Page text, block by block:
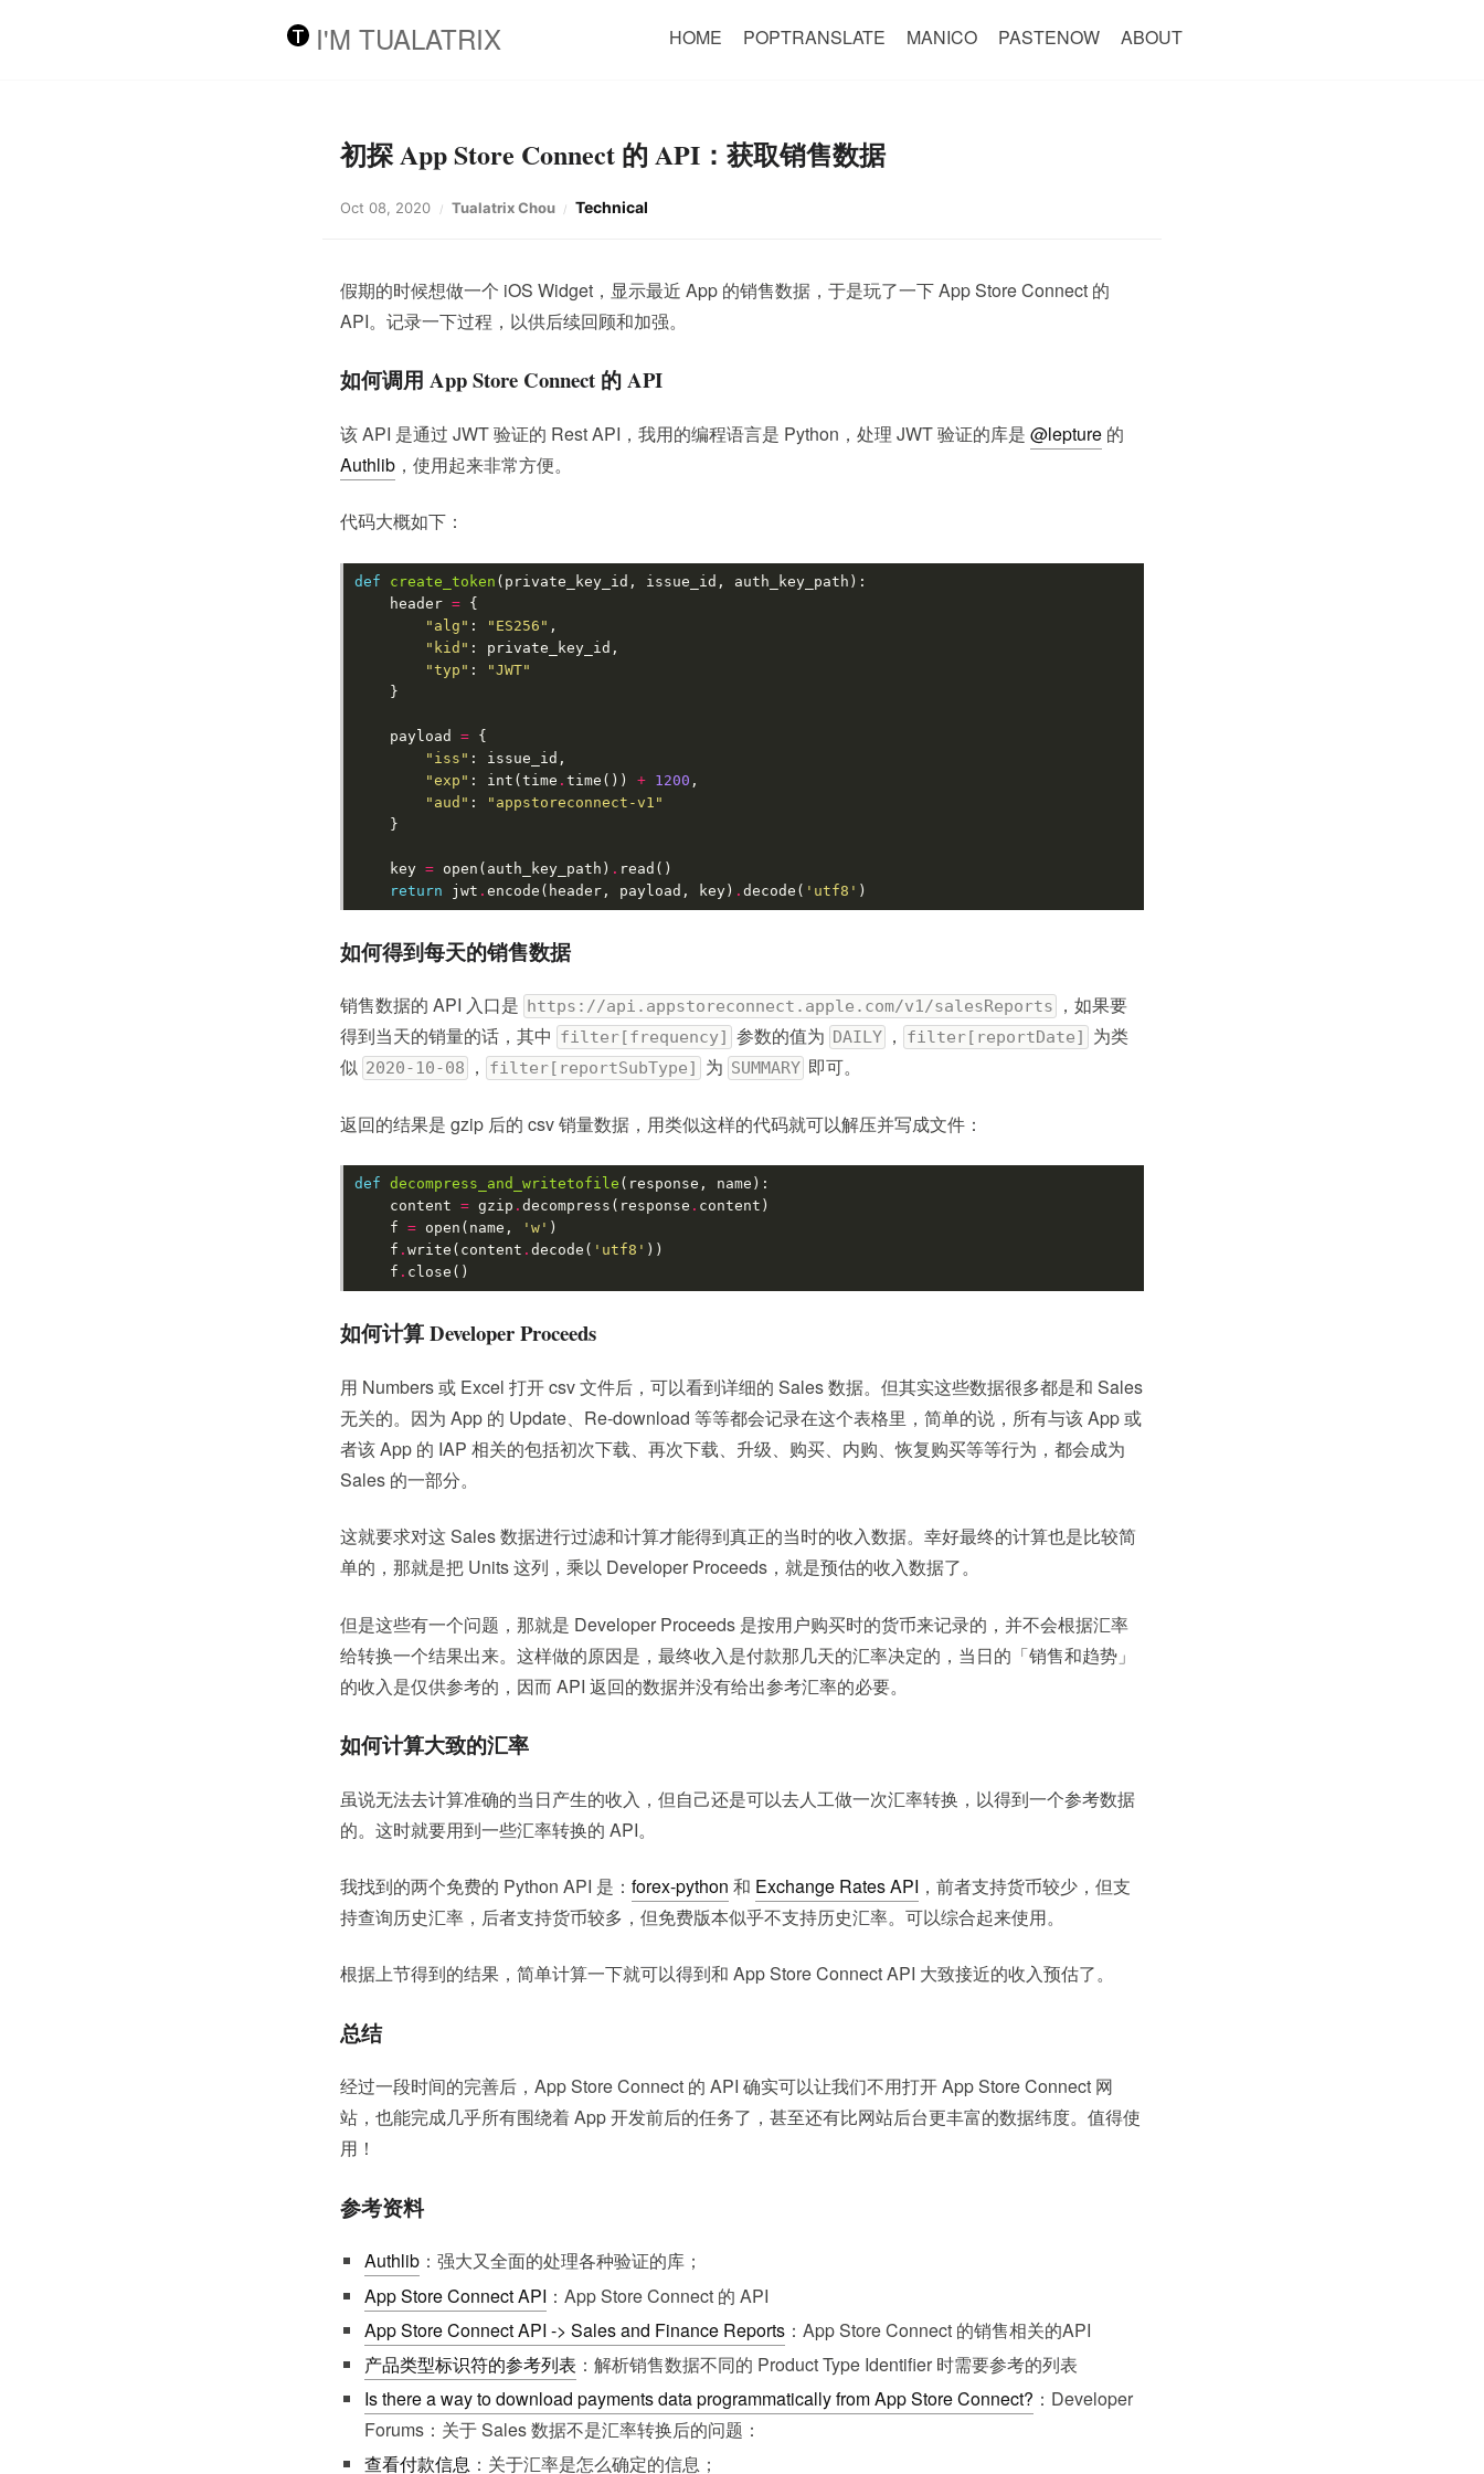
I'M TUALATRIX HOME POPTRANSLATE MANICO PASTENOW ABOUT
初探 App Store Connect 的 API：获取销售数据
Oct 08, 2020 Tualatrix Chou Technical
假期的时候想做一个 iOS Widget，显示最近 App 的销售数据，于是玩了一下 App Store Connect 的
API。记录一下过程，以供后续回顾和加强。
如何调用 App Store Connect 的 API
该 API 是通过 JWT 验证的 Rest API，我用的编程语言是 Python，处理 JWT 验证的库是 @lepture 的
Authlib ，使用起来非常方便。
代码大概如下：
def create_token ( private_key_id , issue_id , auth_key_path ):
header = {
"alg" : "ES256" ,
"kid" : private_key_id ,
"typ" :
"JWT"
}
payload = {
"iss" : issue_id ,
"exp" : int (time . time ()) + 1200 ,
"aud" :
"appstoreconnect-v1"
}
key = open ( auth_key_path ) . read ()
return
jwt . encode ( header , payload , key) . decode ( 'utf8' )
如何得到每天的销售数据
销售数据的 API 入口是 https://api.appstoreconnect.apple.com/v1/salesReports
，如果要
得到当天的销量的话，其中 filter[frequency] 参数的值为 DAILY ， filter[reportDate]
为类
似 2020-10-08 ， filter[reportSubType] 为 SUMMARY 即可。
返回的结果是 gzip 后的 csv 销量数据，用类似这样的代码就可以解压并写成文件：
def decompress_and_writetofile ( response , name ):
content = gzip . decompress ( response . content )
f = open ( name , 'w' )
f . write ( content . decode ( 'utf8' ))
f . close ()
如何计算 Developer Proceeds
用 Numbers 或 Excel 打开 csv 文件后，可以看到详细的 Sales 数据。但其实这些数据很多都是和 Sales
无关的。因为 App 的 Update、Re-download 等等都会记录在这个表格里，简单的说，所有与该 App 或
者该 App 的 IAP 相关的包括初次下载、再次下载、升级、购买、内购、恢复购买等等行为，都会成为
Sales 的一部分。
这就要求对这 Sales 数据进行过滤和计算才能得到真正的当时的收入数据。幸好最终的计算也是比较简
单的，那就是把 Units 这列，乘以 Developer Proceeds，就是预估的收入数据了。
但是这些有一个问题，那就是 Developer Proceeds 是按用户购买时的货币来记录的，并不会根据汇率
给转换一个结果出来。这样做的原因是，最终收入是付款那几天的汇率决定的，当日的「销售和趋势」
的收入是仅供参考的，因而 API 返回的数据并没有给出参考汇率的必要。
如何计算大致的汇率
虽说无法去计算准确的当日产生的收入，但自己还是可以去人工做一次汇率转换，以得到一个参考数据
的。这时就要用到一些汇率转换的 API。
我找到的两个免费的 Python API 是： forex-python 和 Exchange Rates API ，前者支持货币较少，但支
持查询历史汇率，后者支持货币较多，但免费版本似乎不支持历史汇率。可以综合起来使用。
根据上节得到的结果，简单计算一下就可以得到和 App Store Connect API 大致接近的收入预估了。
总结
经过一段时间的完善后，App Store Connect 的 API 确实可以让我们不用打开 App Store Connect 网
站，也能完成几乎所有围绕着 App 开发前后的任务了，甚至还有比网站后台更丰富的数据纬度。值得使
用！
参考资料
Authlib ：强大又全面的处理各种验证的库；
App Store Connect API ：App Store Connect 的 API
App Store Connect API -> Sales and Finance Reports ：App Store Connect 的销售相关的API
产品类型标识符的参考列表 ：解析销售数据不同的 Product Type Identifier 时需要参考的列表
Is there a way to download payments data programmatically from App Store Connect? ：Developer
Forums：关于 Sales 数据不是汇率转换后的问题：
查看付款信息 ：关于汇率是怎么确定的信息；